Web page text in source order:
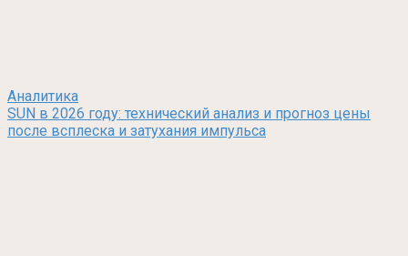
Аналитика
SUN в 2026 году: технический анализ и прогноз цены
после всплеска и затухания импульса